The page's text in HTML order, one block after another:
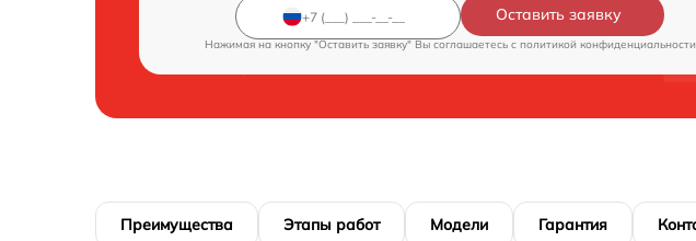
Оставить заявку
Нажимая на кнопку "Оставить заявку" Вы соглашаетесь c политикой конфиденциальности
Преимущества Этапы работ Модели Гарантия